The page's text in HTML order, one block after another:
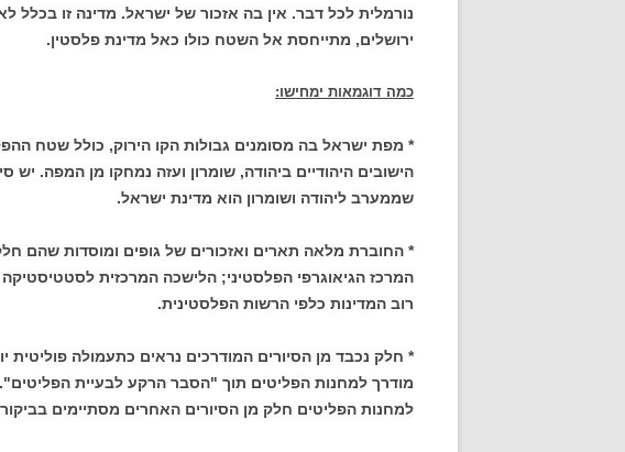
נורמלית לכל דבר. אין בה אזכור של ישראל. מדינה זו בכלל
ירושלים, מתייחסת אל השטח כולו כאל מדינת פלסטין.
כמה דוגמאות ימחישו:
* מפת ישראל בה מסומנים גבולות הקו הירוק, כולל שטח
הישובים היהודיים ביהודה, שומרון ועזה נמחקו מן המפה. יש
שממערב ליהודה ושומרון הוא מדינת ישראל.
* החוברת מלאה תארים ואזכורים של גופים ומוסדות שהם
המרכז הגיאוגרפי הפלסטיני; הלישכה המרכזית
רוב המדינות כלפי הרשות הפלסטינית.
* חלק נכבד מן הסיורים המודרכים נראים כתעמולה פוליטית
מודרך למחנות הפליטים תוך "הסבר הרקע לבעיית
למחנות הפליטים חלק מן הסיורים האחרים מסתיימים